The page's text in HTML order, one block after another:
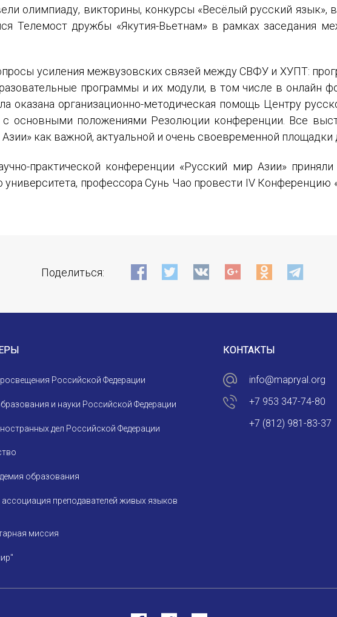
олимпиаду, викторины, конкурсы «Весёлый русский язык»,
Телемост дружбы «Якутия-Вьетнам» в рамках заседания
усиления межвузовских связей между СВФУ и ХУПТ:
программы и их модули, в том числе в онлайн
оказана организационно-методическая помощь Центру
основными положениями Резолюции конференции. Все
как важной, актуальной и очень своевременной площадки
практической конференции «Русский мир Азии»
университета, профессора Сунь Чао провести IV Конференцию
Поделиться:
КОНТАКТЫ
info@mapryal.org
+7 953 347-74-80
+7 (812) 981-83-37
Российской Федерации
и науки Российской Федерации
дел Российской Федерации
образования
преподавателей живых языков
миссия